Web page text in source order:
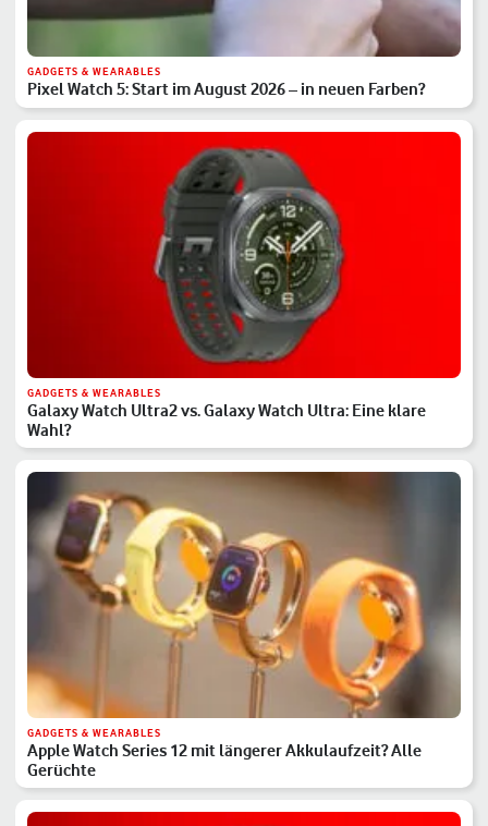
GADGETS & WEARABLES
Pixel Watch 5: Start im August 2026 – in neuen Farben?
GADGETS & WEARABLES
Galaxy Watch Ultra2 vs. Galaxy Watch Ultra: Eine klare
Wahl?
GADGETS & WEARABLES
Apple Watch Series 12 mit längerer Akkulaufzeit? Alle
Gerüchte